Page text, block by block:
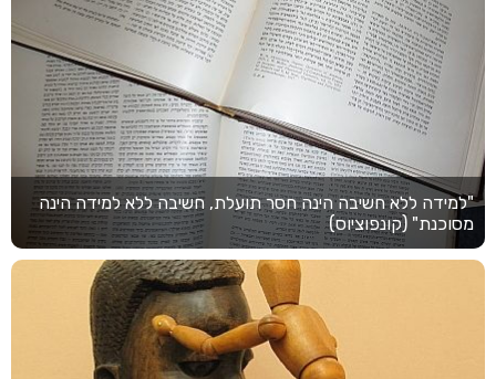
"למידה ללא חשיבה הינה חסר תועלת, חשיבה ללא למידה הינה
מסוכנת" (קונפוציוס)